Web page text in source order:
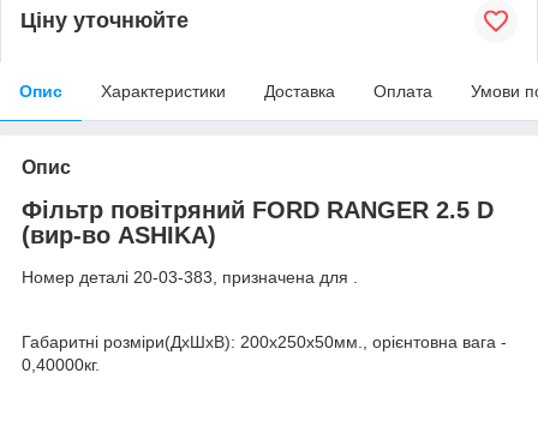
Ціну уточнюйте
Опис Характеристики Доставка Оплата Умови
Опис
Фільтр повітряний FORD RANGER 2.5 D
(вир-во ASHIKA)
Номер деталі 20-03-383, призначена для .
Габаритні розміри(ДхШхВ): 200x250x50мм., орієнтовна вага -
0,40000кг.